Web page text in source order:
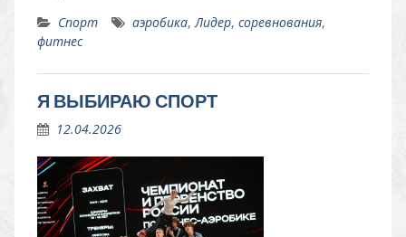
Спорт аэробика,Лидер, соревнования,
фитнес
Я ВЫБИРАЮ СПОРТ
12.04.2026